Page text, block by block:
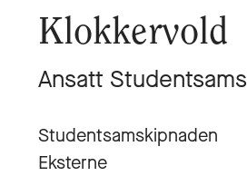
Klokkervold
Ansatt
Studentsamskipnaden
Eksterne